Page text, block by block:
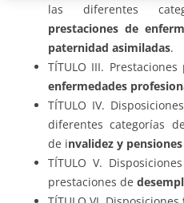
las diferentes
prestaciones de
paternidad asimiladas.
TÍTULO III.
enfermedades
TÍTULO IV.
diferentes categorías
de invalidez y
TÍTULO V.
prestaciones de